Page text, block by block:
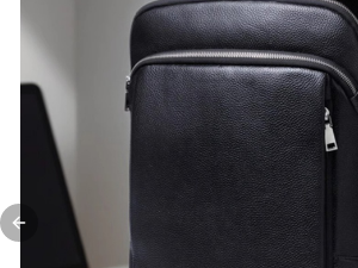
Previous slide